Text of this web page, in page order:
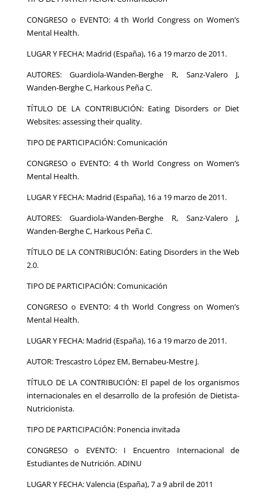
CONGRESO o EVENTO: 4 th World Congress on Women’s
Mental Health.
LUGAR Y FECHA: Madrid (España), 16 a 19 marzo de 2011.
AUTORES: Guardiola-Wanden-Berghe R, Sanz-Valero J,
Wanden-Berghe C, Harkous Peña C.
TÍTULO DE LA CONTRIBUCIÓN: Eating Disorders or Diet
Websites: assessing their quality.
TIPO DE PARTICIPACIÓN: Comunicación
CONGRESO o EVENTO: 4 th World Congress on Women’s
Mental Health.
LUGAR Y FECHA: Madrid (España), 16 a 19 marzo de 2011.
AUTORES: Guardiola-Wanden-Berghe R, Sanz-Valero J,
Wanden-Berghe C, Harkous Peña C.
TÍTULO DE LA CONTRIBUCIÓN: Eating Disorders in the Web
2.0.
TIPO DE PARTICIPACIÓN: Comunicación
CONGRESO o EVENTO: 4 th World Congress on Women’s
Mental Health.
LUGAR Y FECHA: Madrid (España), 16 a 19 marzo de 2011.
AUTOR: Trescastro López EM, Bernabeu-Mestre J.
TÍTULO DE LA CONTRIBUCIÓN: El papel de los organismos
internacionales en el desarrollo de la profesión de Dietista-
Nutricionista.
TIPO DE PARTICIPACIÓN: Ponencia invitada
CONGRESO o EVENTO: I Encuentro Internacional de
Estudiantes de Nutrición. ADINU
LUGAR Y FECHA: Valencia (España), 7 a 9 abril de 2011